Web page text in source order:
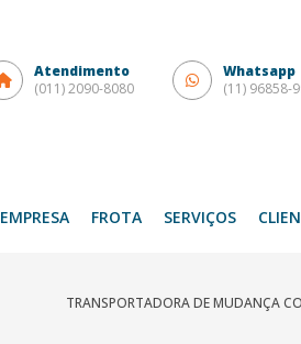
Atendimento
(011) 2090-8080
Whatsapp
(11) 96858-
EMPRESA FROTA SERVIÇOS
TRANSPORTADORA DE MUDANÇA